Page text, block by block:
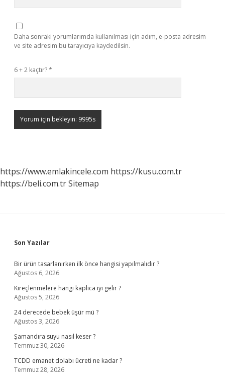
Daha sonraki yorumlarımda kullanılması için adım, e-posta adresim
ve site adresim bu tarayıcıya kaydedilsin.
6 + 2 kaçtır?*
https://www.emlakincele.com https://kusu.com.tr
https://beli.com.trSitemap
Sidebar
Son Yazılar
Bir ürün tasarlanırken ilk önce hangisi yapılmalıdır ?
Ağustos 6, 2026
Kireçlenmelere hangi kaplıca iyi gelir ?
Ağustos 5, 2026
24 derecede bebek üşür mü ?
Ağustos 3, 2026
Şamandıra suyu nasıl keser ?
Temmuz 30, 2026
TCDD emanet dolabı ücreti ne kadar ?
Temmuz 28, 2026